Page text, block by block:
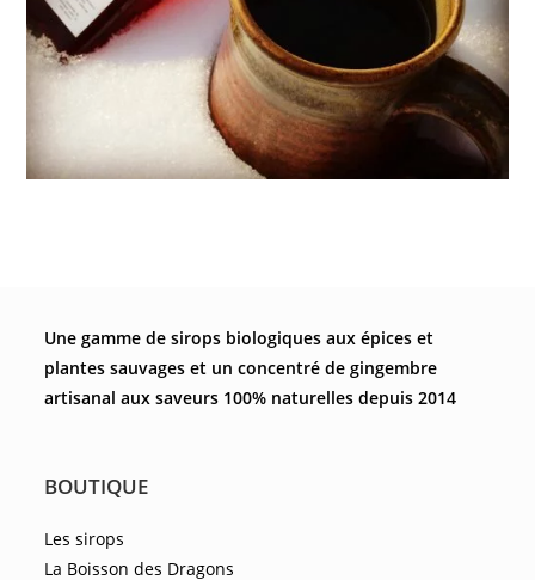
Une gamme de sirops biologiques aux épices et
plantes sauvages et un concentré de gingembre
artisanal aux saveurs 100% naturelles depuis 2014
BOUTIQUE
Les sirops
La Boisson des Dragons